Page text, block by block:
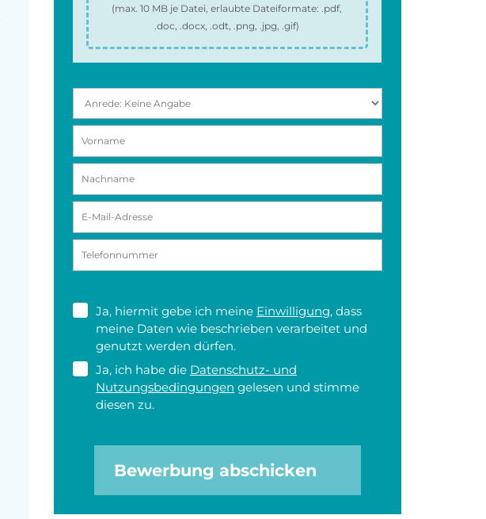
(max.10 MB je Datei, erlaubte Dateiformate:.pdf,
.doc, .docx, .odt, .png, .jpg, .gif)
Ja, hiermit gebe ich meine Einwilligung, dass
meine Daten wie beschrieben verarbeitet und
genutzt werden dürfen.
Ja, ich habe die Datenschutz- und
Nutzungsbedingungen gelesen und stimme
diesen zu.
Bewerbung abschicken